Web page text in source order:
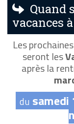
Quand
vacances
Les prochaines
seront les
après la
du samedi